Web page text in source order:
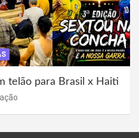
telão para Brasil x Haiti